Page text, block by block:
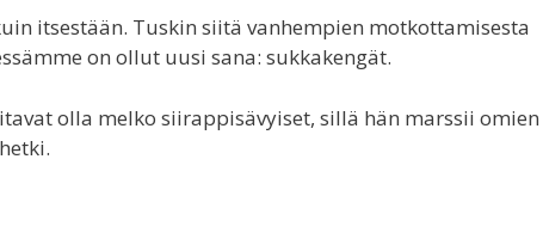
itsestään. Tuskin siitä vanhempien motkottamisesta
on ollut uusi sana: sukkakengät.
olla melko siirappisävyiset, sillä hän marssii omien